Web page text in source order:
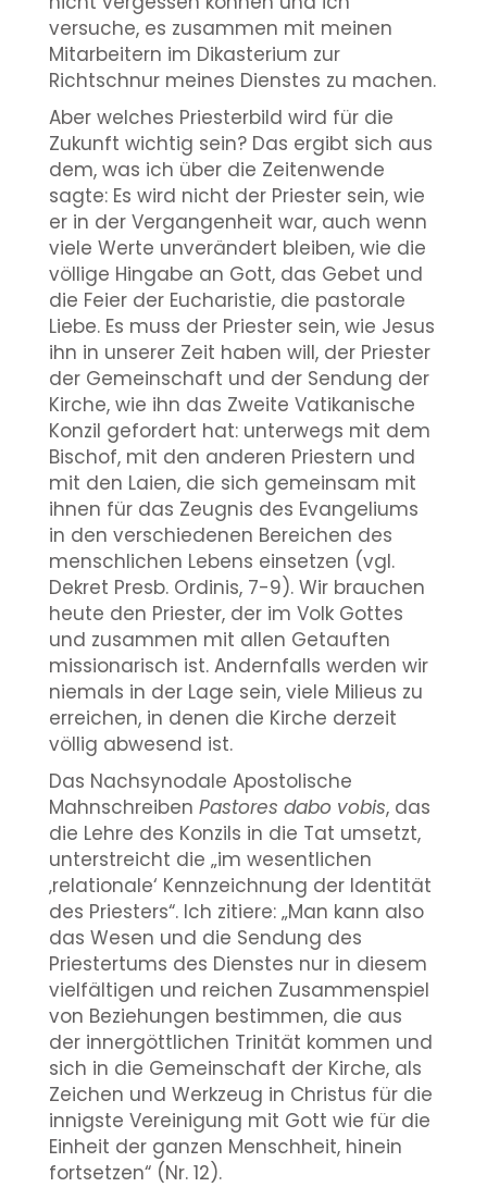
versuche, es zusammen mit meinen
Mitarbeitern im Dikasterium zur
Richtschnur meines Dienstes zu machen.
Aber welches Priesterbild wird für die
Zukunft wichtig sein? Das ergibt sich aus
dem, was ich über die Zeitenwende
sagte: Es wird nicht der Priester sein, wie
er in der Vergangenheit war, auch wenn
viele Werte unverändert bleiben, wie die
völlige Hingabe an Gott, das Gebet und
die Feier der Eucharistie, die pastorale
Liebe. Es muss der Priester sein, wie Jesus
ihn in unserer Zeit haben will, der Priester
der Gemeinschaft und der Sendung der
Kirche, wie ihn das Zweite Vatikanische
Konzil gefordert hat: unterwegs mit dem
Bischof, mit den anderen Priestern und
mit den Laien, die sich gemeinsam mit
ihnen für das Zeugnis des Evangeliums
in den verschiedenen Bereichen des
menschlichen Lebens einsetzen (vgl.
Dekret Presb. Ordinis, 7-9). Wir brauchen
heute den Priester, der im Volk Gottes
und zusammen mit allen Getauften
missionarisch ist. Andernfalls werden wir
niemals in der Lage sein, viele Milieus zu
erreichen, in denen die Kirche derzeit
völlig abwesend ist.
Das Nachsynodale Apostolische
Mahnschreiben Pastores dabo vobis, das
die Lehre des Konzils in die Tat umsetzt,
unterstreicht die „im wesentlichen
‚relationale‘ Kennzeichnung der Identität
des Priesters“. Ich zitiere: „Man kann also
das Wesen und die Sendung des
Priestertums des Dienstes nur in diesem
vielfältigen und reichen Zusammenspiel
von Beziehungen bestimmen, die aus
der innergöttlichen Trinität kommen und
sich in die Gemeinschaft der Kirche, als
Zeichen und Werkzeug in Christus für die
innigste Vereinigung mit Gott wie für die
Einheit der ganzen Menschheit, hinein
fortsetzen“ (Nr. 12).